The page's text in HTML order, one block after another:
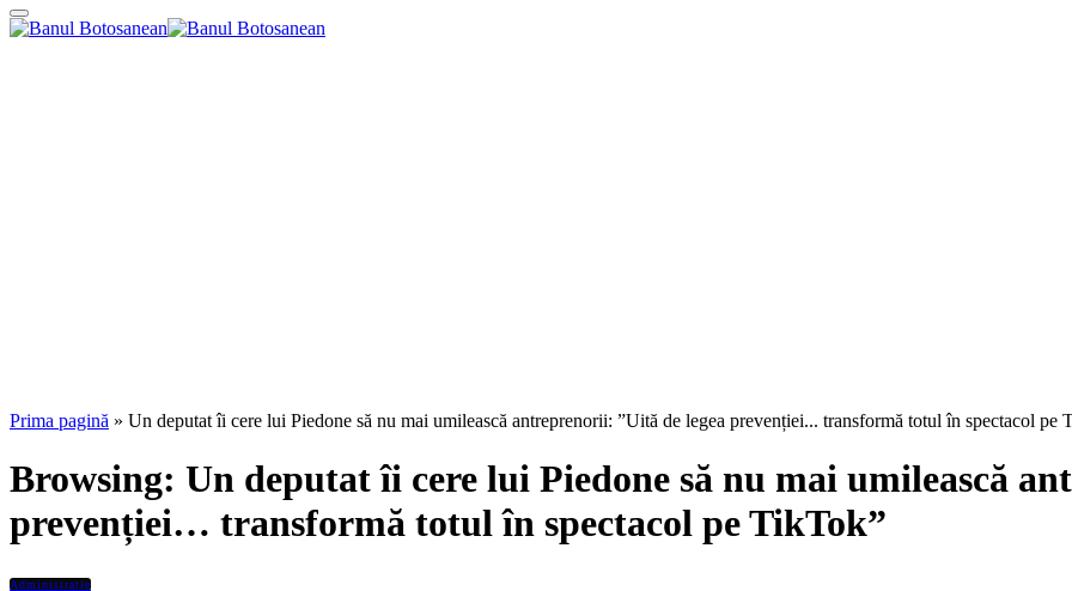
Prima pagină » Un deputat îi cere lui Piedone să nu mai umilească antreprenorii: ”Uită de legea prevenției... transformă totul în spectacol pe
Browsing: Un deputat îi cere lui Piedone să nu mai umilească
prevenției… transformă totul în spectacol pe TikTok”
Administratie